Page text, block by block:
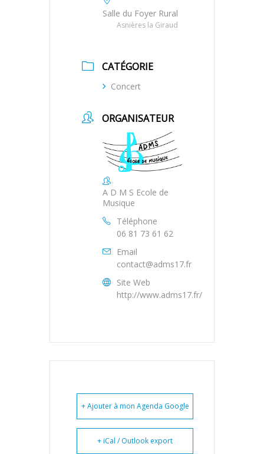
Salle du Foyer Rural
Asnières la Giraud
CATÉGORIE
Concert
ORGANISATEUR
A D M S Ecole de
Musique
Téléphone
06 81 73 61 62
Email
contact@adms17.fr
Site Web
http://www.adms17.fr/
+ Ajouter à mon Agenda Google
+ iCal / Outlook export